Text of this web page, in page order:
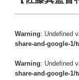
Warning: Undefined
share-and-google-1/
Warning: Undefined
share-and-google-1/